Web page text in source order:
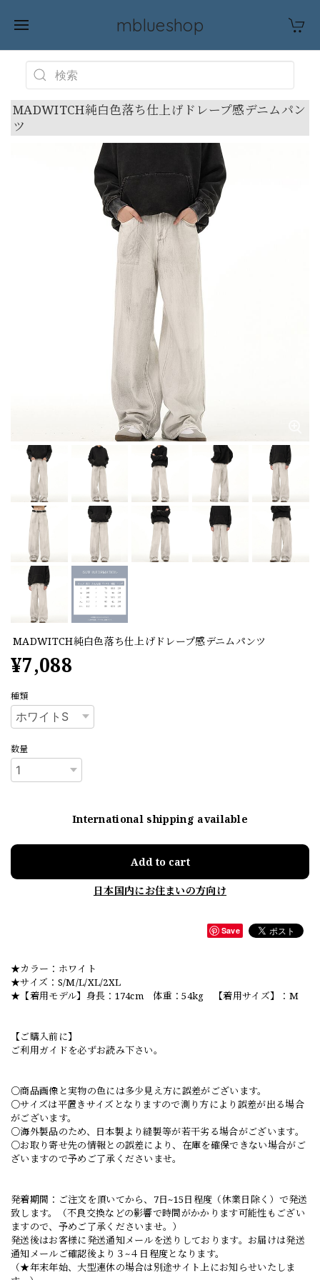
mblueshop
MADWITCH純白色落ち仕上げドレープ感デニムパン
ツ
MADWITCH純白色落ち仕上げドレープ感デニムパンツ
¥7,088
種類
数量
International shipping available
Add to cart
日本国内にお住まいの方向け
Save
★カラー：ホワイト
★サイズ：S/M/L/XL/2XL
★【着用モデル】身長：174cm 体重：54kg 【着用サイズ】：M
【ご購入前に】
ご利用ガイドを必ずお読み下さい。
○商品画像と実物の色には多少見え方に誤差がございます。
○サイズは平置きサイズとなりますので測り方により誤差が出る場合
がございます。
○海外製品のため、日本製より縫製等が若干劣る場合がございます。
○お取り寄せ先の情報との誤差により、在庫を確保できない場合がご
ざいますので予めご了承くださいませ。
発着期間：ご注文を頂いてから、7日~15日程度（休業日除く）で発送
致します。（不良交換などの影響で時間がかかります可能性もござい
ますので、予めご了承くださいませ。）
発送後はお客様に発送通知メールを送りしております。お届けは発送
通知メールご確認後より３~４日程度となります。
（★年末年始、大型連休の場合は別途サイト上にお知らせいたしま